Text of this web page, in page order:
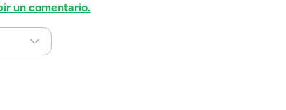
un comentario.